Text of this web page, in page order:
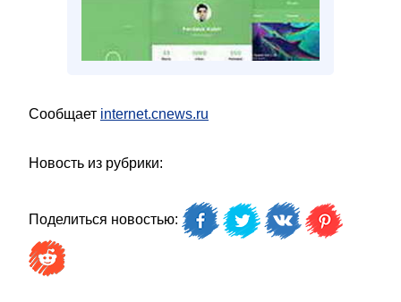
Сообщает internet.cnews.ru
Новость из рубрики:
Поделиться новостью: